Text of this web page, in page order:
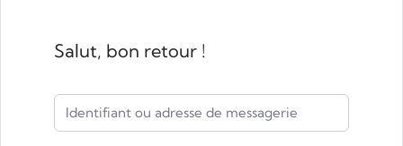
Salut, bon retour !